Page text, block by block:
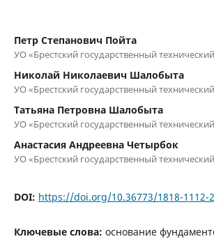
Петр Степанович Пойта
УО «Брестский государственный
Николай Николаевич Шалобыта
УО «Брестский государственный
Татьяна Петровна Шалобыта
УО «Брестский государственный
Анастасия Андреевна Четырбок
УО «Брестский государственный
DOI: https://doi.org/10.36773/1818-1112-
Ключевые слова: основание